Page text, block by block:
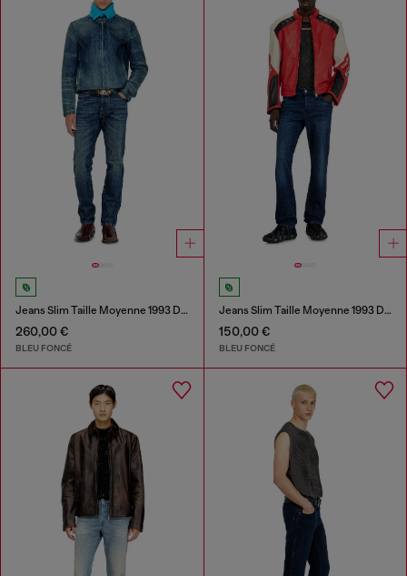
Jeans Slim Taille Moyenne 1993 D-Vyl
260,00 €
BLEU FONCÉ
Jeans Slim Taille Moyenne 1993 D-Vyl
150,00 €
BLEU FONCÉ